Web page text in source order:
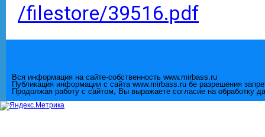
/filestore/39516.pdf
Вся информация на сайте-собственность www.mirbass.ru
Публикация информации с сайта www.mirbass.ru бе разрешения
Продолжая работу с сайтом, Вы выражаете согласие на обработку